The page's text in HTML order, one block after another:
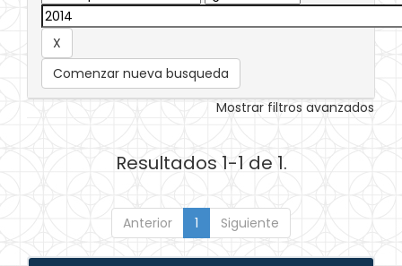
Comenzar nueva busqueda
Mostrar filtros avanzados
Resultados 1-1 de 1.
Anterior 1 Siguiente